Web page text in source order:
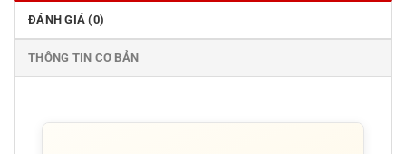
ĐÁNH GIÁ (0)
THÔNG TIN CƠ BẢN